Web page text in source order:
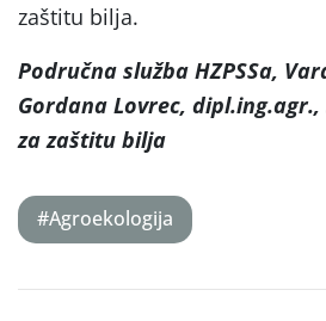
zaštitu bilja.
Područna služba HZPSSa,
Gordana Lovrec,
za zaštitu bilja
#Agroekologija